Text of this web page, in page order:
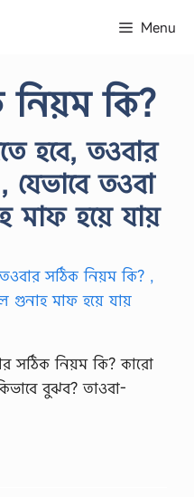
Menu
কি?
হবে, তওবার
তওবা
হয়ে যায়
সঠিক নিয়ম কি? কারো
বুঝব? তাওবা-